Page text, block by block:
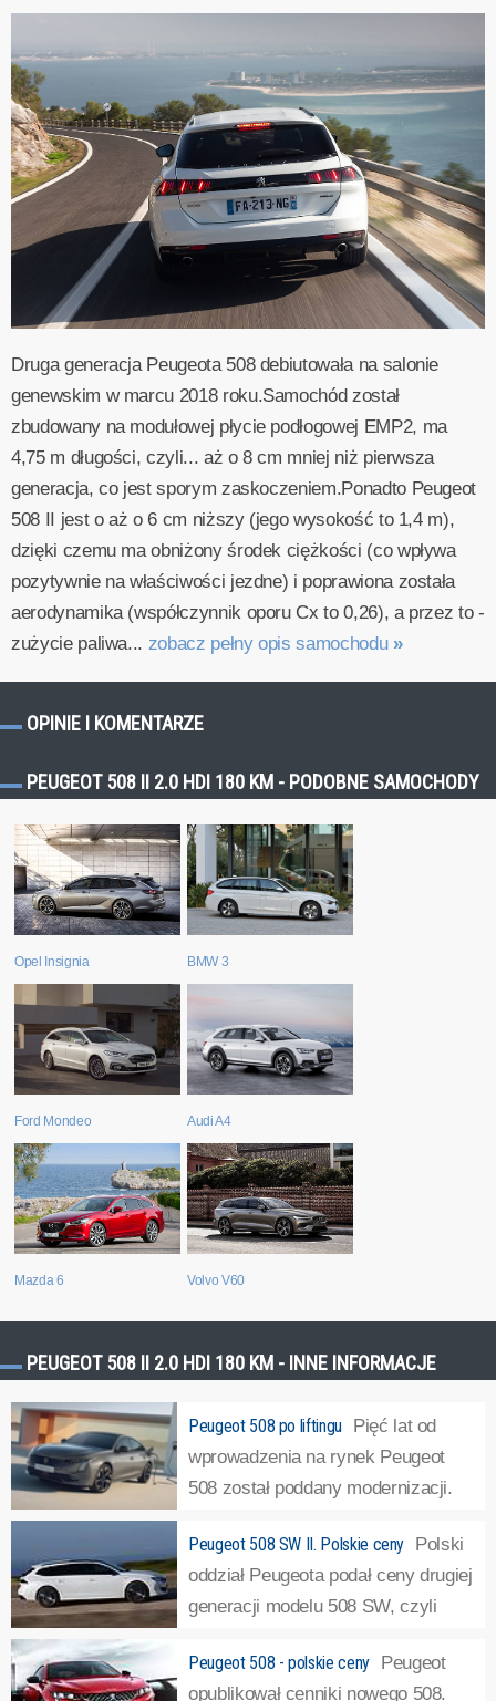
Druga generacja Peugeota 508 debiutowała na salonie
genewskim w marcu 2018 roku.Samochód został
zbudowany na modułowej płycie podłogowej EMP2, ma
4,75 m długości, czyli... aż o 8 cm mniej niż pierwsza
generacja, co jest sporym zaskoczeniem.Ponadto Peugeot
508 II jest o aż o 6 cm niższy (jego wysokość to 1,4 m),
dzięki czemu ma obniżony środek ciężkości (co wpływa
pozytywnie na właściwości jezdne) i poprawiona została
aerodynamika (współczynnik oporu Cx to 0,26), a przez to -
zużycie paliwa... zobacz pełny opis samochodu »
OPINIE I KOMENTARZE
PEUGEOT 508 II 2.0 HDI 180 KM - PODOBNE SAMOCHODY
Opel Insignia BMW 3
Ford Mondeo Audi A4
Mazda 6 Volvo V60
PEUGEOT 508 II 2.0 HDI 180 KM - INNE INFORMACJE
Peugeot 508 po liftingu
Pięć lat od
wprowadzenia na rynek Peugeot
508 został poddany modernizacji.
Zmuszeni do elektryfikacji producenci coraz rzadziej
modernizują swoje spalinowe modele. O ile do niedawna
regułą było przeprowadzanie kuracji... »
Peugeot 508 SW II. Polskie ceny
Polski
oddział Peugeota podał ceny drugiej
generacji modelu 508 SW, czyli
sedana, nie ma co liczyć na tani zakup.Prezentując drugą
Peugeot 508 - polskie ceny
Peugeot
opublikował cenniki nowego 508.